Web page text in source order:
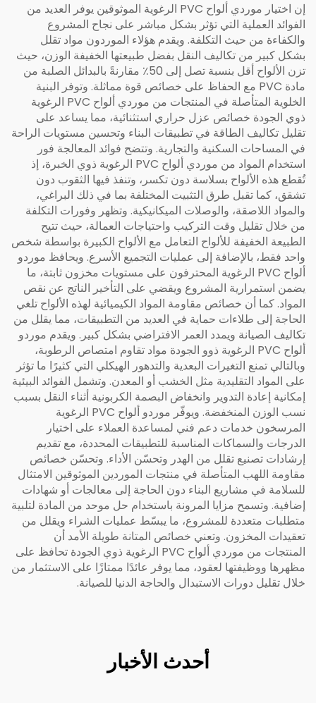
إن اختيار موردي ألواح PVC الرغوية الموثوقين يوفر العديد من
الفوائد العملية التي تؤثر بشكل مباشر على نجاح المشروع
والكفاءة من حيث التكلفة. ويقدم هؤلاء الموردون مواد تقلل
بشكل كبير من تكاليف النقل بفضل طبيعتها الخفيفة الوزن، حيث
تزن الألواح أقل بنسبة تصل إلى 50٪ مقارنةً بالبدائل الصلبة من
مادة PVC مع الحفاظ على خصائص قوة مماثلة. وتوفر البنية
الخلوية المتأصلة في المنتجات من موردي ألواح PVC الرغوية
ذوي الجودة خصائص عزل حراري استثنائية، مما يساعد على
تقليل تكاليف الطاقة في تطبيقات البناء وتحسين مستويات الراحة
في المساحات السكنية والتجارية. وتتضح فوائد المعالجة فور
استخدام المواد من موردي ألواح PVC الرغوية ذوي الخبرة، إذ
تُقطع هذه الألواح بسلاسة دون تكسر، وتنفذ فيها الثقوب دون
تشقق، كما تقبل طرق التثبيت المختلفة بما في ذلك البراغي،
والمواد اللاصقة، والوصلات الميكانيكية. وتظهر وفورات التكلفة
من خلال تقليل وقت التركيب واحتياجات العمالة، حيث تتيح
الطبيعة الخفيفة للألواح التعامل مع الألواح الكبيرة بواسطة شخص
واحد فقط، بالإضافة إلى عمليات التجميع الأسرع. ويحافظ موردو
ألواح PVC الرغوية المحترفون على مستويات مخزون ثابتة، ما
يضمن استمرارية المشروع ويقضي على التأخير الناتج عن نقص
المواد. كما أن خصائص مقاومة المواد الكيميائية لهذه الألواح تلغي
الحاجة إلى طلاءات حماية في العديد من التطبيقات، مما يقلل من
تكاليف الصيانة ويمدد العمر الافتراضي بشكل كبير. ويقدم موردو
ألواح PVC الرغوية ذوو الجودة مواد تقاوم امتصاص الرطوبة،
وبالتالي تمنع التغيرات البعدية والتدهور الهيكلي التي كثيرًا ما تؤثر
على المواد التقليدية مثل الخشب أو المعدن. وتشمل الفوائد البيئية
إمكانية إعادة التدوير وانخفاض البصمة الكربونية أثناء النقل بسبب
نسب الوزن المنخفضة. ويوفّر موردو ألواح PVC الرغوية
المرسخون خدمات دعم فني لمساعدة العملاء على اختيار
الدرجات والسماكات المناسبة للتطبيقات المحددة، مع تقديم
إرشادات تصنيع تقلل من الهدر وتحسّن الأداء. وتحسّن خصائص
مقاومة اللهب المتأصلة في منتجات الموردين الموثوقين الامتثال
للسلامة في مشاريع البناء دون الحاجة إلى معالجات أو شهادات
إضافية. وتسمح مزايا المرونة باستخدام حل موحد من المادة لتلبية
متطلبات متعددة للمشروع، ما يبسّط عمليات الشراء ويقلل من
تعقيدات المخزون. وتعني خصائص المتانة طويلة الأمد أن
المنتجات من موردي ألواح PVC الرغوية ذوي الجودة تحافظ على
مظهرها ووظيفتها لعقود، مما يوفر عائدًا ممتازًا على الاستثمار من
خلال تقليل دورات الاستبدال والحاجة الدنيا للصيانة.
أحدث الأخبار